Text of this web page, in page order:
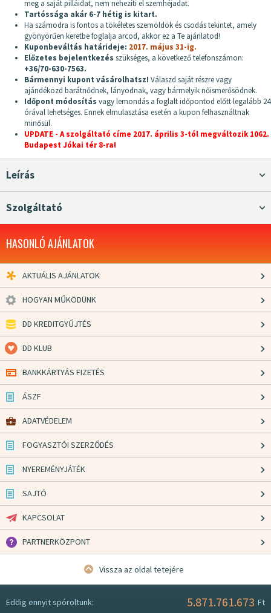
meg a saját pilláidat, nem nehezíti el szemhéjadat.
Tartóssága akár 6-7 hétig is kitart.
Ha számodra is fontos a tökéletes szemöldök és csodás tekintet, amely
gyönyörűen keretbe foglalja arcod, akkor ez a Te ajánlatod!
Kuponbeváltás határideje: 2017. május 31-ig.
Előzetes bejelentkezés szükséges, a következő telefonszámon:
+36/70-630-7563.
Bármennyi kupont vásárolhatsz! Válaszd saját részre vagy
ajándékozd barátnődnek, lányodnak, vagy bármelyik nőismerősödnek.
Időpont módosítás vagy lemondás a foglalt időpontod előtt legalább 24
órával lehetséges. Ennek elmulasztása esetén a kupon felhasználtnak
minősül.
UPDATE - A szolgáltató címe 2017. április 3-tól megváltozik 1062.
Budapest Jókai tér 8-ra!
Leírás
Szolgáltató
HASONLÓ AJÁNLATOK
AKTUÁLIS AJÁNLATOK
HOGYAN MŰKÖDÜNK
DD KREDITGYŰJTÉS
DD KLUB
BANKKÁRTYÁS FIZETÉS
ÁSZF
ADATVÉDELEM
FOGYASZTÓI SZERZŐDÉS
NYEREMÉNYJÁTÉK
SAJTÓ
KAPCSOLAT
PARTNERKÖZPONT
Vissza az oldal tetejére
Eddig ennyit spóroltunk: 5.871.761.673 Ft